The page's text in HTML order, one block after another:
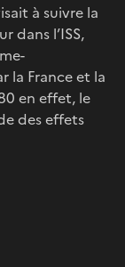
à suivre la
dans l’ISS,
la France et la
en effet, le
des effets